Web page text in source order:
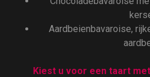
Aardbeienbavaroise,
Kiest u voor een taart